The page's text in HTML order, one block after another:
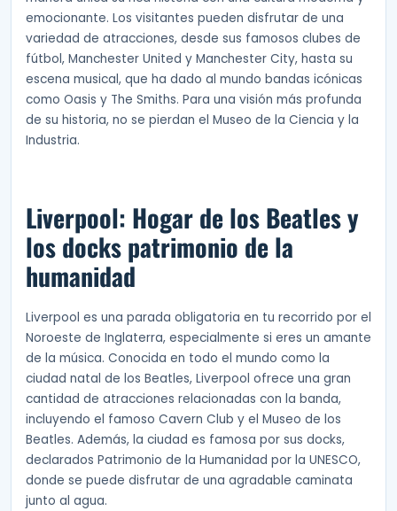
emocionante. Los visitantes pueden disfrutar de una
variedad de atracciones, desde sus famosos clubes de
fútbol, Manchester United y Manchester City, hasta su
escena musical, que ha dado al mundo bandas icónicas
como Oasis y The Smiths. Para una visión más profunda
de su historia, no se pierdan el Museo de la Ciencia y la
Industria.
Liverpool: Hogar de los Beatles y
los docks patrimonio de la
humanidad
Liverpool es una parada obligatoria en tu recorrido por el
Noroeste de Inglaterra, especialmente si eres un amante
de la música. Conocida en todo el mundo como la
ciudad natal de los Beatles, Liverpool ofrece una gran
cantidad de atracciones relacionadas con la banda,
incluyendo el famoso Cavern Club y el Museo de los
Beatles. Además, la ciudad es famosa por sus docks,
declarados Patrimonio de la Humanidad por la UNESCO,
donde se puede disfrutar de una agradable caminata
junto al agua.